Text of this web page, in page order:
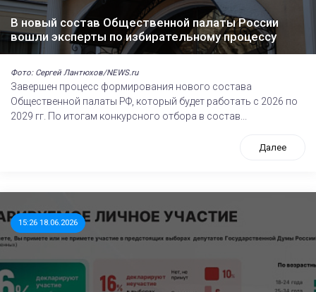
В новый состав Общественной палаты России
вошли эксперты по избирательному процессу
Фото: Сергей Лантюхов/NEWS.ru
Завершен процесс формирования нового состава
Общественной палаты РФ, который будет работать с 2026 по
2029 гг. По итогам конкурсного отбора в состав...
Далее
15:26 18.06.2026